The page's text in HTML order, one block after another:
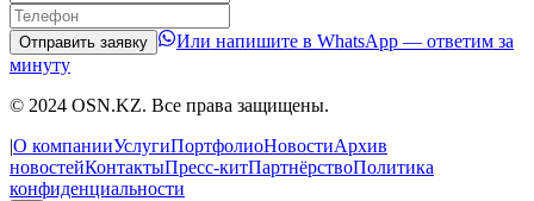
Отправить заявку
Или напишите в WhatsApp — ответим за
минуту
© 2024 OSN.KZ. Все права защищены.
|О компанииУслугиПортфолиоНовостиАрхив
новостейКонтактыПресс-китПартнёрствоПолитика
конфиденциальности